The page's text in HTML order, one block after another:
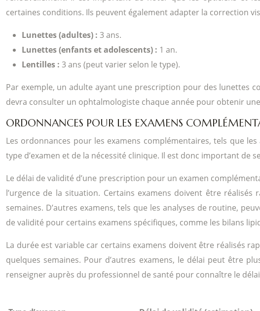
certaines conditions. Ils peuvent également adapter la correction
Lunettes (adultes) : 3 ans.
Lunettes (enfants et adolescents) : 1 an.
Lentilles : 3 ans (peut varier selon le type).
Par exemple, un adulte ayant une prescription pour des lunettes
devra consulter un ophtalmologiste chaque année pour obtenir
ORDONNANCES POUR LES EXAMENS
Les ordonnances pour les examens complémentaires, tels que
type d’examen et de la nécessité clinique. Il est donc important
Le délai de validité d’une prescription pour un examen
l’urgence de la situation. Certains examens doivent être
semaines. D’autres examens, tels que les analyses de routine,
de validité pour certains examens spécifiques, comme les bilans
La durée est variable car certains examens doivent être réalisés
quelques semaines. Pour d’autres examens, le délai peut être
renseigner auprès du professionnel de santé pour connaître le